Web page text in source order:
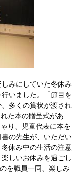
みにしていた冬休み
いました。「節目を
多くの賞状が渡され
た本の贈呈式があ
り、児童代表に本を
の先生が、いただい
休み中の生活の注意
しいお休みを過ごし
を職員一同、楽しみ